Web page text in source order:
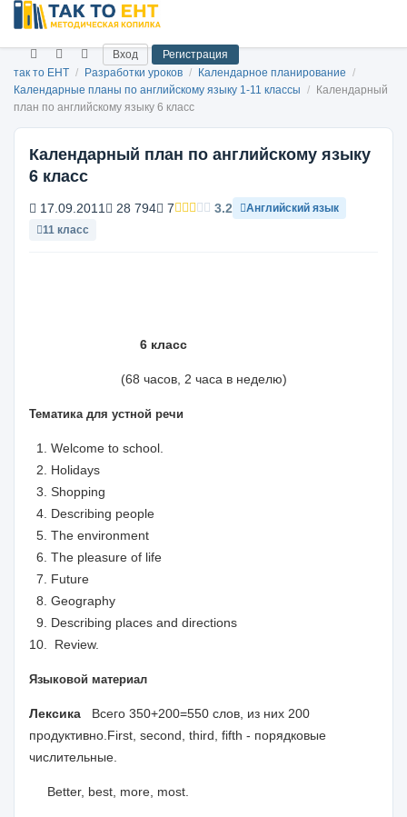
Вход
Регистрация
так то ЕНТ / Разработки уроков / Календарное планирование /
Календарные планы по английскому языку 1-11 классы /
Календарный
план по английскому языку 6 класс
Календарный план по английскому языку
6 класс
17.09.2011 28 794 7 3.2
Английский язык
11 класс
6 класс
(68 часов, 2 часа в неделю)
Тематика для устной речи
Welcome to school.
Holidays
Shopping
Describing people
The environment
The pleasure of life
Future
Geography
Describing places and directions
Review.
Языковой материал
Лексика
Всего 350+200=550 слов, из них 200
продуктивно. First second third fifth - порядковые
числительные.
Better, best, more, most.